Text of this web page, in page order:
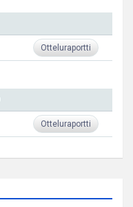
Otteluraportti
Otteluraportti